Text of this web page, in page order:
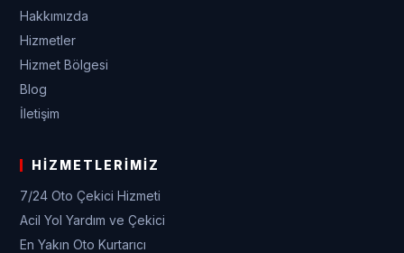
Hakkımızda
Hizmetler
Hizmet Bölgesi
Blog
İletişim
HIZMETLERIMIZ
7/24 Oto Çekici Hizmeti
Acil Yol Yardım ve Çekici
En Yakın Oto Kurtarıcı